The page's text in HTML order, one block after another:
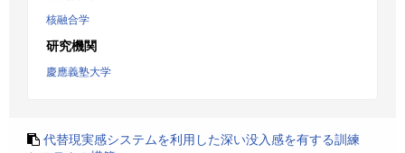
核融合学
研究機関
慶應義塾大学
代替現実感システムを利用した深い没入感を有する訓練